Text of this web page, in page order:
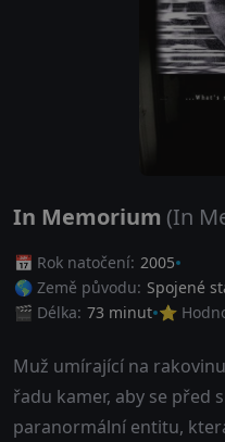
In Memorium (In
📅 Rok natočení: 2005
🌎 Země původu: Spojené
🎬 Délka: 73 minut ⭐
Muž umírající na
řadu kamer, aby se před
paranormální entitu,